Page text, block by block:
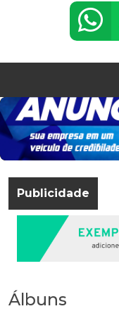
Publicidade
Álbuns